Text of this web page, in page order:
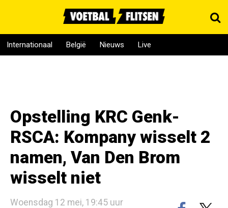
Internationaal België Nieuws Live
Opstelling KRC Genk-
RSCA: Kompany wisselt 2
namen, Van Den Brom
wisselt niet
Woensdag 12 mei, 19:45 uur